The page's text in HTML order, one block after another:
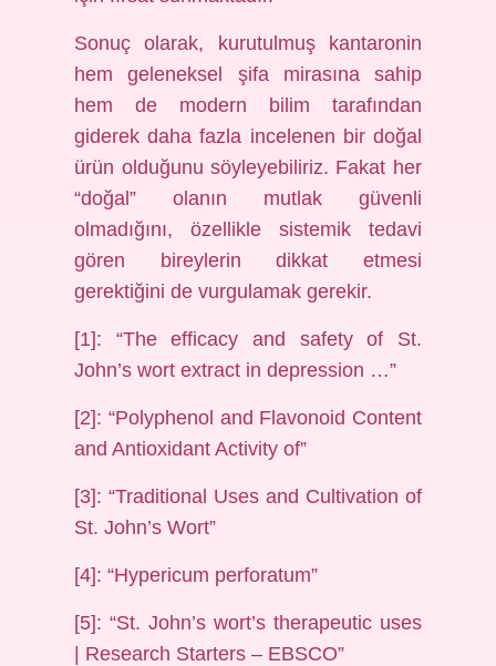
Sonuç olarak, kurutulmuş kantaronin
hem geleneksel şifa mirasına sahip
hem de modern bilim tarafından
giderek daha fazla incelenen bir doğal
ürün olduğunu söyleyebiliriz. Fakat her
“doğal” olanın mutlak güvenli
olmadığını, özellikle sistemik tedavi
gören bireylerin dikkat etmesi
gerektiğini de vurgulamak gerekir.
[1]: “The efficacy and safety of St.
John’s wort extract in depression …”
[2]: “Polyphenol and Flavonoid Content
and Antioxidant Activity of”
[3]: “Traditional Uses and Cultivation of
St. John’s Wort”
[4]: “Hypericum perforatum”
[5]: “St. John’s wort’s therapeutic uses
| Research Starters – EBSCO”